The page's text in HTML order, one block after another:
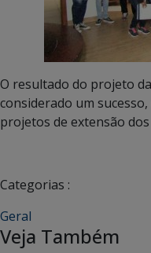
O resultado do projeto
considerado um
projetos de extensão
Categorias :
Geral
Veja Também